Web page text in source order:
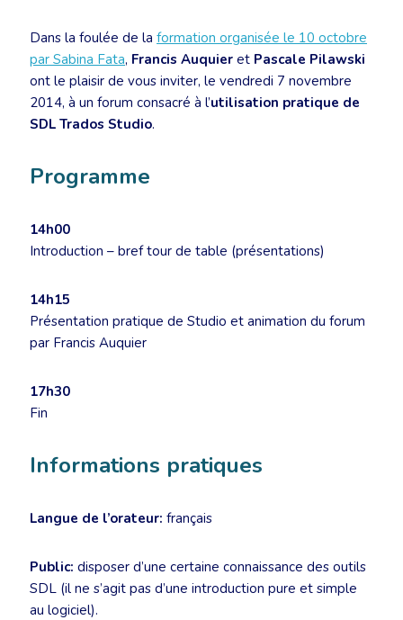
Dans la foulée de la formation organisée le 10 octobre
par Sabina Fata, Francis Auquier et Pascale Pilawski
ont le plaisir de vous inviter, le vendredi 7 novembre
2014, à un forum consacré à l’utilisation pratique de
SDL Trados Studio.
Programme
14h00
Introduction – bref tour de table (présentations)
14h15
Présentation pratique de Studio et animation du forum
par Francis Auquier
17h30
Fin
Informations pratiques
Langue de l’orateur: français
Public: disposer d’une certaine connaissance des outils
SDL (il ne s’agit pas d’une introduction pure et simple
au logiciel).